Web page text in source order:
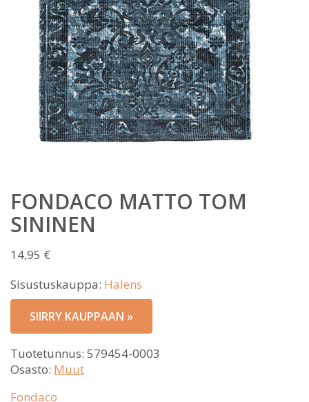
FONDACO MATTO TOM
SININEN
14,95 €
Sisustuskauppa: Halens
SIIRRY KAUPPAAN »
Tuotetunnus: 579454-0003
Osasto: Muut
Fondaco